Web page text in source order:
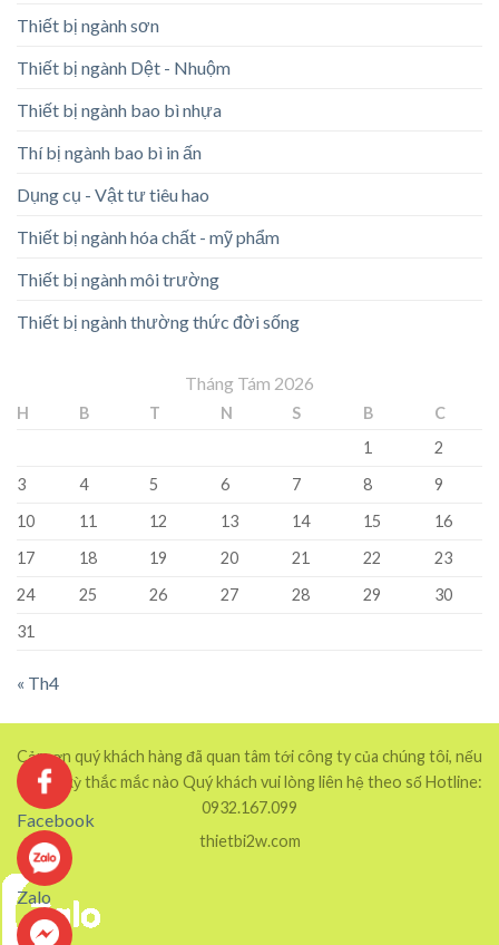
Thiết bị ngành sơn
Thiết bị ngành Dệt - Nhuộm
Thiết bị ngành bao bì nhựa
Thí bị ngành bao bì in ấn
Dụng cụ - Vật tư tiêu hao
Thiết bị ngành hóa chất - mỹ phẩm
Thiết bị ngành môi trường
Thiết bị ngành thường thức đời sống
Tháng Tám 2026
H B T N S B
C
1
2
3
4 5 6 7 8
9
10
11 12 13 14 15
16
17
18 19 20 21 22
23
24
25 26 27 28 29
30
31
« Th4
Cảm ơn quý khách hàng đã quan tâm tới công ty của chúng tôi, nếu
có bất kỳ thắc mắc nào Quý khách vui lòng liên hệ theo số Hotline:
0932.167.099
thietbi2w.com
Zalo
Facebook